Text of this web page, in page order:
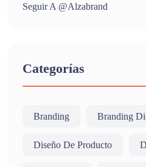
Seguir A @alzabrand
Categorías
Branding Branding
Diseño De Producto